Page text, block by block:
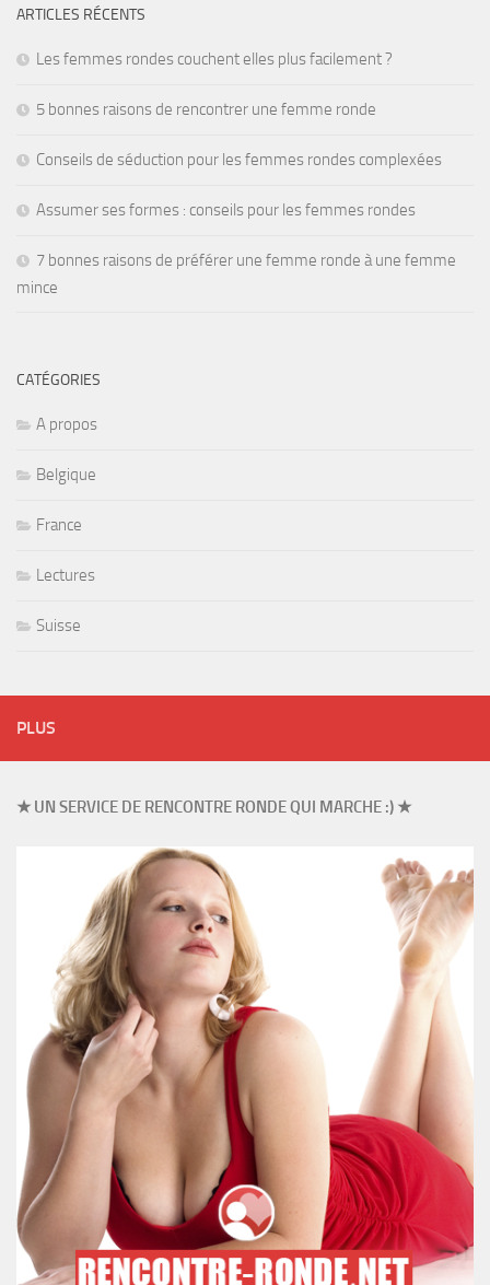
ARTICLES RÉCENTS
Les femmes rondes couchent elles plus facilement ?
5 bonnes raisons de rencontrer une femme ronde
Conseils de séduction pour les femmes rondes complexées
Assumer ses formes : conseils pour les femmes rondes
7 bonnes raisons de préférer une femme ronde à une femme
mince
CATÉGORIES
A propos
Belgique
France
Lectures
Suisse
PLUS
★ UN SERVICE DE RENCONTRE RONDE QUI MARCHE :) ★